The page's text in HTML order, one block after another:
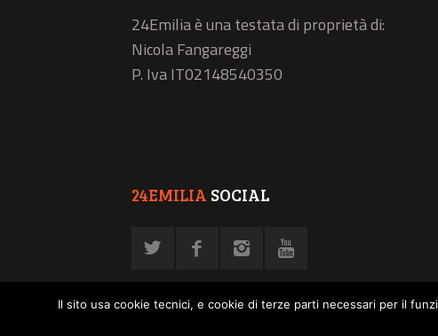
24Emilia è una testata di proprietà di:
Nicola Fangareggi
P. Iva IT02148540350
24EMILIA SOCIAL
Il sito usa cookie tecnici, e cookie di terze parti necessari per il